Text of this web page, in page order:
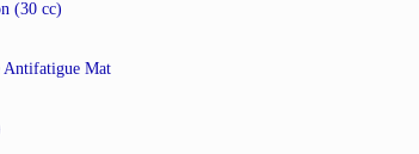
(30 cc)
Antifatigue Mat